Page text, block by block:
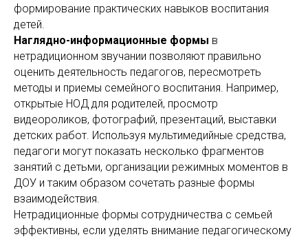
формирование практических навыков воспитания
детей.
Наглядно-информационные формы в
нетрадиционном звучании позволяют правильно
оценить деятельность педагогов, пересмотреть
методы и приемы семейного воспитания. Например,
открытые НОД для родителей, просмотр
видеороликов, фотографий, презентаций, выставки
детских работ. Используя мультимедийные средства,
педагоги могут показать несколько фрагментов
занятий с детьми, организации режимных моментов в
ДОУ и таким образом сочетать разные формы
взаимодействия.
Нетрадиционные формы сотрудничества с семьей
эффективны, если уделять внимание педагогическому